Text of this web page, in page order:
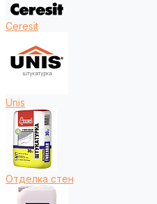
Ceresit
Unis
Отделка стен